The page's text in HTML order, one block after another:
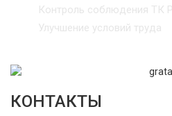
Контроль соблюдения ТК
Улучшение условий труда
КОНТАКТЫ